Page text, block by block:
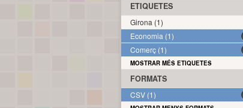
ETIQUETES
Girona (1)
Economia (1)
Comerç (1)
MOSTRAR MÉS ETIQUETES
FORMATS
CSV (1)